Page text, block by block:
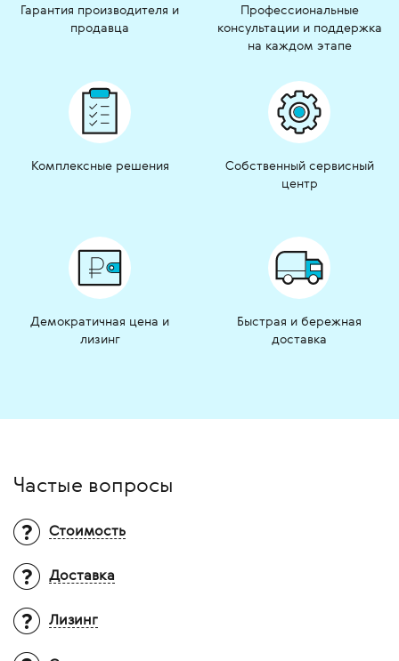
Гарантия производителя и
продавца
Профессиональные
консультации и поддержка
на каждом этапе
Комплексные решения
Собственный сервисный
центр
Демократичная цена и
лизинг
Быстрая и бережная
доставка
Частые вопросы
Стоимость
Вопрос:Почему на многие товары не
Ответ:
Доставка
Территория доставки?
ТИАРА-МЕДИКАЛ осуществляет доставку
Лизинг